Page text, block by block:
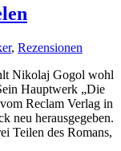
, Rezensionen
Nikolaj Gogol wohl
Hauptwerk „Die
Reclam Verlag in
neu herausgegeben.
Teilen des Romans,